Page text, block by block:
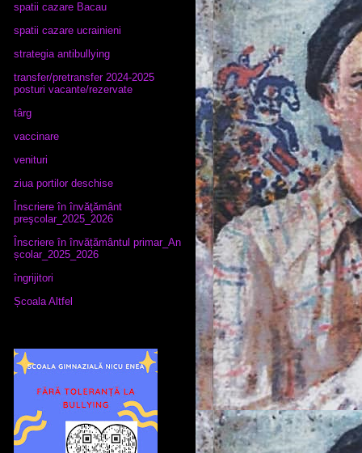
spatii cazare Bacau
spatii cazare ucrainieni
strategia antibullying
transfer/pretransfer 2024-2025
posturi vacante/rezervate
târg
vaccinare
venituri
ziua portilor deschise
Înscriere în învăţământ
preşcolar_2025_2026
Înscriere în învățământul primar_An
școlar_2025_2026
îngrijitori
Școala Altfel